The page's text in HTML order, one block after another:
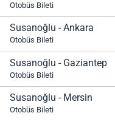
Otobüs Bileti
Susanoğlu - Ankara
Otobüs Bileti
Susanoğlu - Gaziantep
Otobüs Bileti
Susanoğlu - Mersin
Otobüs Bileti